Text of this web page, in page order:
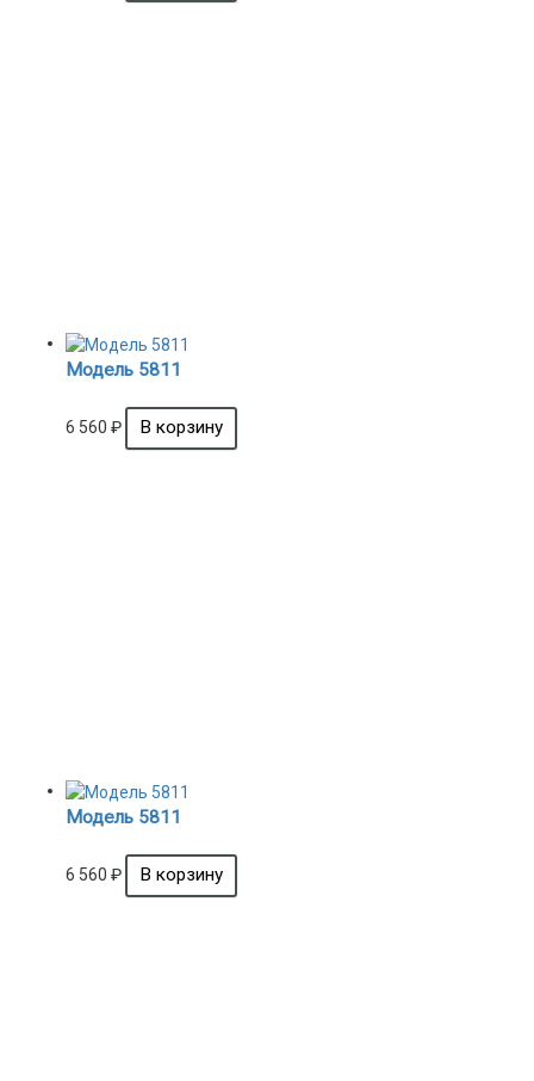
Модель 5811
6 560 ₽
Модель 5811
6 560 ₽